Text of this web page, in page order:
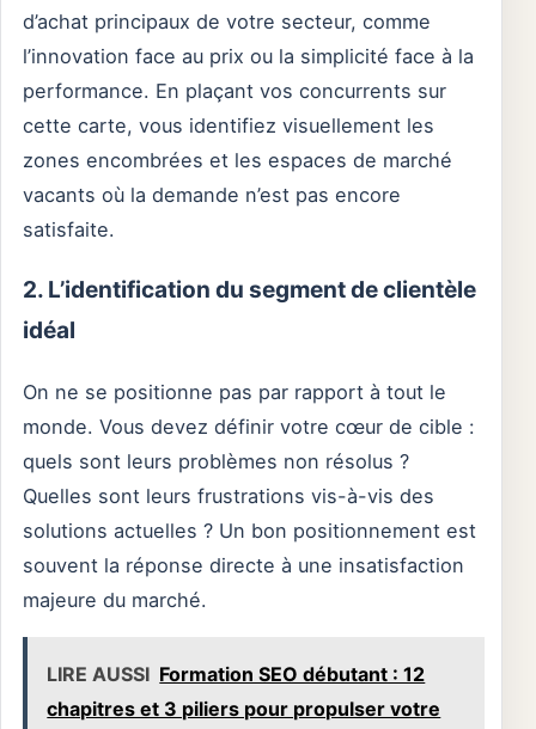
d’achat principaux de votre secteur, comme
l’innovation face au prix ou la simplicité face à la
performance. En plaçant vos concurrents sur
cette carte, vous identifiez visuellement les
zones encombrées et les espaces de marché
vacants où la demande n’est pas encore
satisfaite.
2. L’identification du segment de clientèle
idéal
On ne se positionne pas par rapport à tout le
monde. Vous devez définir votre cœur de cible :
quels sont leurs problèmes non résolus ?
Quelles sont leurs frustrations vis-à-vis des
solutions actuelles ? Un bon positionnement est
souvent la réponse directe à une insatisfaction
majeure du marché.
LIRE AUSSI Formation SEO débutant : 12
chapitres et 3 piliers pour propulser votre